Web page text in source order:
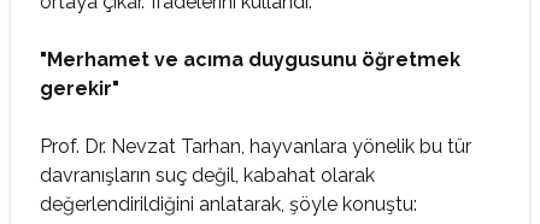
"Merhamet ve acıma duygusunu öğretmek
gerekir"
Prof. Dr. Nevzat Tarhan, hayvanlara yönelik bu tür
davranışların suç değil, kabahat olarak
değerlendirildiğini anlatarak, şöyle konuştu: